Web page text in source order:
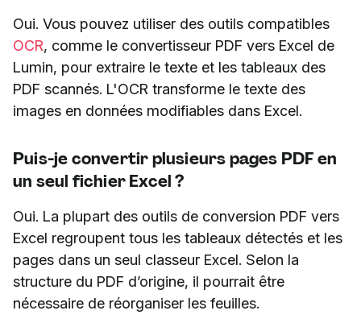
Oui. Vous pouvez utiliser des outils compatibles
OCR, comme le convertisseur PDF vers Excel de
Lumin, pour extraire le texte et les tableaux des
PDF scannés. L'OCR transforme le texte des
images en données modifiables dans Excel.
Puis-je convertir plusieurs pages PDF en
un seul fichier Excel ?
Oui. La plupart des outils de conversion PDF vers
Excel regroupent tous les tableaux détectés et les
pages dans un seul classeur Excel. Selon la
structure du PDF d’origine, il pourrait être
nécessaire de réorganiser les feuilles.